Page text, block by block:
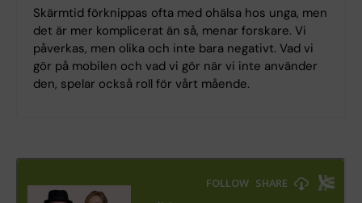
Skärmtid förknippas ofta med ohälsa hos unga, men
det är mer komplicerat än så, menar forskare. Vi
påverkas, men olika och inte bara negativt. Vad vi
gör på mobilen och vad vi gör när vi inte använder
den, spelar också roll för vårt mående.